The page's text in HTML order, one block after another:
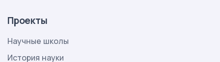
Проекты
Научные школы
История науки